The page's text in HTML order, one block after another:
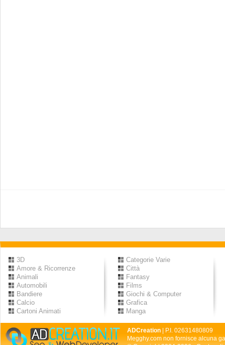
3D
Amore & Ricorrenze
Animali
Automobili
Bandiere
Calcio
Cartoni Animati
Categorie Varie
Città
Fantasy
Films
Giochi & Computer
Grafica
Manga
ADCreation | P.I. 02631480809
Megghy.com non fornisce alcuna